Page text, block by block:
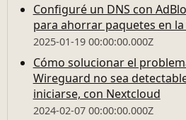
Configuré un DNS con
para ahorrar paquetes en
2025-01-19 00:00:00.000Z
Cómo solucionar el
Wireguard no sea
iniciarse, con Nextcloud
2024-02-07 00:00:00.000Z